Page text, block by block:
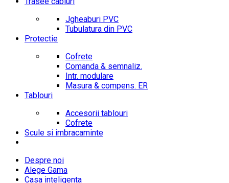
Jgheaburi PVC
Tubulatura din PVC
Protectie
Cofrete
Comanda & semnaliz.
Intr. modulare
Masura & compens. ER
Tablouri
Accesorii tablouri
Cofrete
Scule si imbracaminte
Despre noi
Alege Gama
Casa inteligenta